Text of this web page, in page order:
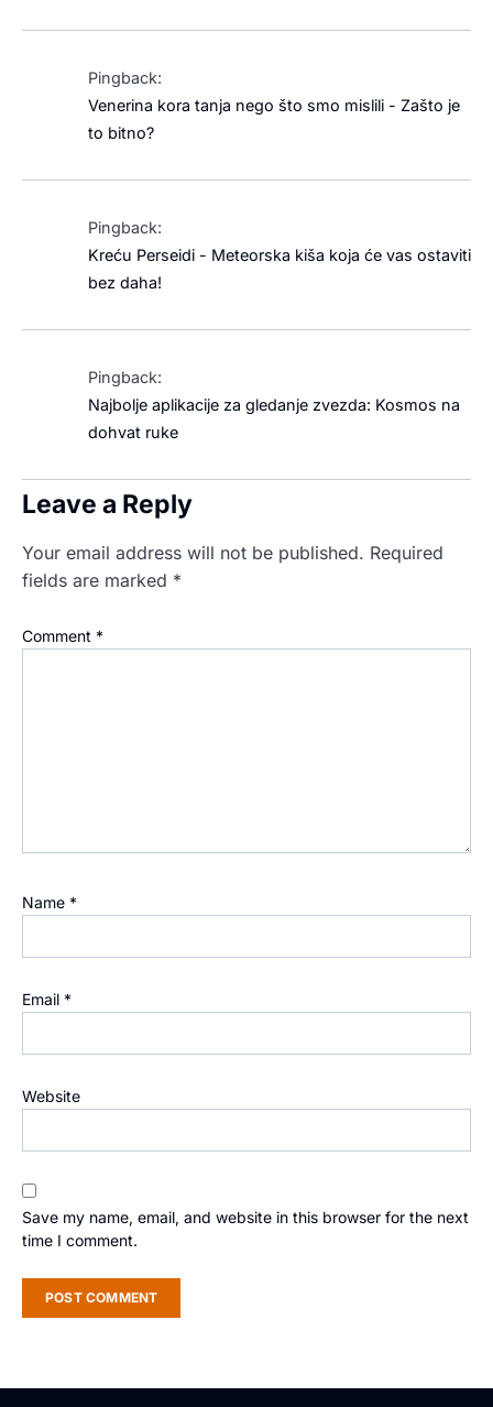
Pingback:
Venerina kora tanja nego što smo mislili - Zašto je
to bitno?
Pingback:
Kreću Perseidi - Meteorska kiša koja će vas ostaviti
bez daha!
Pingback:
Najbolje aplikacije za gledanje zvezda: Kosmos na
dohvat ruke
Leave a Reply
Your email address will not be published. Required
fields are marked *
Comment *
Name *
Email *
Website
Save my name, email, and website in this browser for the next
time I comment.